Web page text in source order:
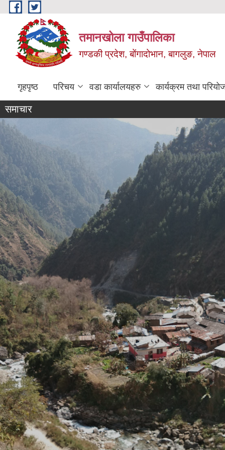
Skip to main content
तमानखोला गाउँपालिका
गण्डकी प्रदेश, बोंगादोभान, बागलुङ, नेपाल
गृहपृष्ठ परिचय वडा कार्यालयहरु कार्यक्रम तथा
समाचार